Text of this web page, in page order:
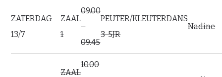
ZATERDAG
13/7
ZAAL
1
09.00
–
09.45
PEUTER/KLEUTERDANS
3-5JR
Nadine
ZAAL
10.00